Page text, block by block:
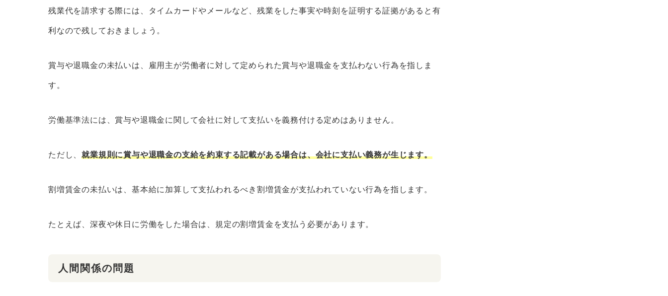
残業代を請求する際には、タイムカードやメールなど、残業をした事実や時刻を証明する証拠があると有
利なので残しておきましょう。
賞与や退職金の未払いは、雇用主が労働者に対して定められた賞与や退職金を支払わない行為を指しま
す。
労働基準法には、賞与や退職金に関して会社に対して支払いを義務付ける定めはありません。
ただし、就業規則に賞与や退職金の支給を約束する記載がある場合は、会社に支払い義務が生じます。
割増賃金の未払いは、基本給に加算して支払われるべき割増賃金が支払われていない行為を指します。
たとえば、深夜や休日に労働をした場合は、規定の割増賃金を支払う必要があります。
人間関係の問題